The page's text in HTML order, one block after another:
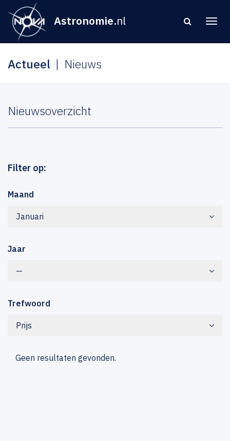
Astronomie.nl
Actueel Nieuws
Nieuwsoverzicht
Filter op:
Maand
Januari
Jaar
—
Trefwoord
Prijs
Geen resultaten gevonden.